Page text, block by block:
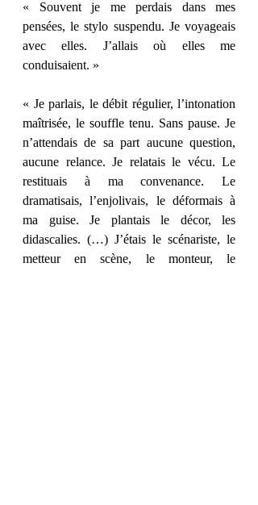
« Souvent je me perdais dans mes
pensées, le stylo suspendu. Je voyageais
avec elles. J’allais où elles me
conduisaient. »
« Je parlais, le débit régulier, l’intonation
maîtrisée, le souffle tenu. Sans pause. Je
n’attendais de sa part aucune question,
aucune relance. Je relatais le vécu. Le
restituais à ma convenance. Le
dramatisais, l’enjolivais, le déformais à
ma guise. Je plantais le décor, les
didascalies. (…) J’étais le scénariste, le
metteur en scène, le monteur, le